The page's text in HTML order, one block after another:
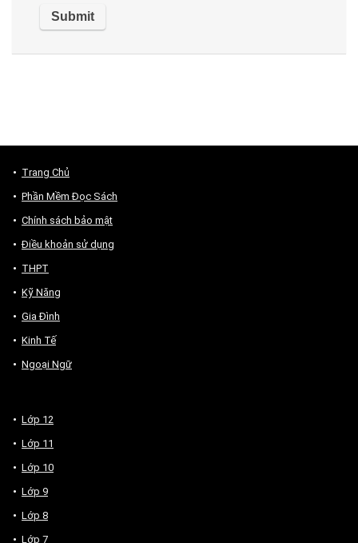
Trang Chủ
Phần Mềm Đọc Sách
Chính sách bảo mật
Điều khoản sử dụng
THPT
Kỹ Năng
Gia Đình
Kinh Tế
Ngoại Ngữ
Lớp 12
Lớp 11
Lớp 10
Lớp 9
Lớp 8
Lớp 7